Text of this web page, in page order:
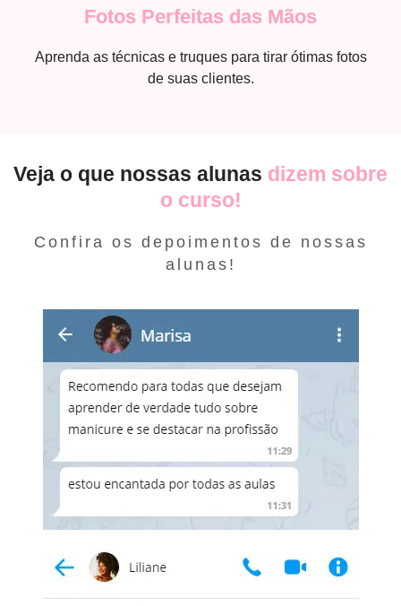
Fotos Perfeitas das Mãos
Aprenda as técnicas e truques para tirar ótimas fotos
de suas clientes.
Veja o que nossas alunas dizem sobre
o curso!
Confira os depoimentos de nossas
alunas!